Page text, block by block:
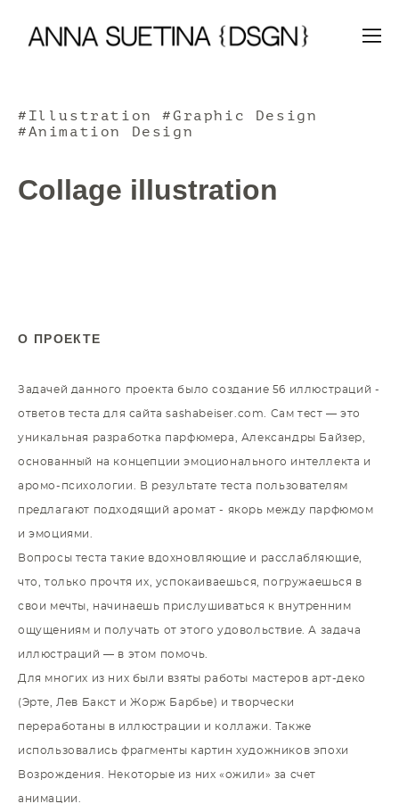
#Illustration #Graphic Design
#Animation Design
Collage illustration
О ПРОЕКТЕ
Задачей данного проекта было создание 56 иллюстраций -
ответов теста для сайта sashabeiser.com. Сам тест — это
уникальная разработка парфюмера, Александры Байзер,
основанный на концепции эмоционального интеллекта и
аромо-психологии. В результате теста пользователям
предлагают подходящий аромат - якорь между парфюмом
и эмоциями.
Вопросы теста такие вдохновляющие и расслабляющие,
что, только прочтя их, успокаиваешься, погружаешься в
свои мечты, начинаешь прислушиваться к внутренним
ощущениям и получать от этого удовольствие. А задача
иллюстраций — в этом помочь.
Для многих из них были взяты работы мастеров арт-деко
(Эрте, Лев Бакст и Жорж Барбье) и творчески
переработаны в иллюстрации и коллажи. Также
использовались фрагменты картин художников эпохи
Возрождения. Некоторые из них «ожили» за счет
анимации.